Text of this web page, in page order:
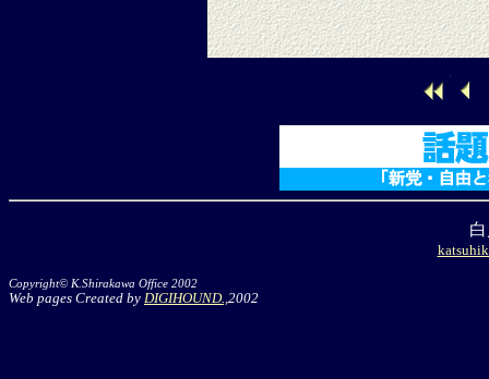
Copyright© K.Shirakawa Office 2002
Web pages Created by DIGIHOUND.,2002